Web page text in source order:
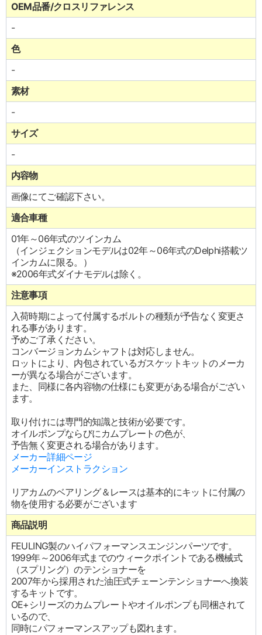
OEM品番/クロスリファレンス
-
色
-
素材
-
サイズ
-
内容物
画像にてご確認下さい。
適合車種
01年～06年式のツインカム
（インジェクションモデルは02年～06年式のDelphi搭載ツ
インカムに限る。）
※2006年式ダイナモデルは除く。
注意事項
入荷時期によって付属するボルトの種類が予告なく変更さ
れる事があります。
予めご了承ください。
コンバージョンカムシャフトは対応しません。
ロットにより、内包されているガスケットキットのメーカ
ーが異なる場合がございます。
また、同様に各内容物の仕様にも変更がある場合がござい
ます。
取り付けには専門的知識と技術が必要です。
オイルポンプならびにカムプレートの色が、
予告無く変更される場合があります。
メーカー詳細ページ
メーカーインストラクション
リアカムのベアリング＆レースは基本的にキットに付属の
物を使用する必要がございます
商品説明
FEULING製のハイパフォーマンスエンジンパーツです。
1999年～2006年式までのウィークポイントである機械式
（スプリング）のテンショナーを
2007年から採用された油圧式チェーンテンショナーへ換装
するキットです。
OE+シリーズのカムプレートやオイルポンプも同梱されて
いるので、
同時にパフォーマンスアップも図れます。